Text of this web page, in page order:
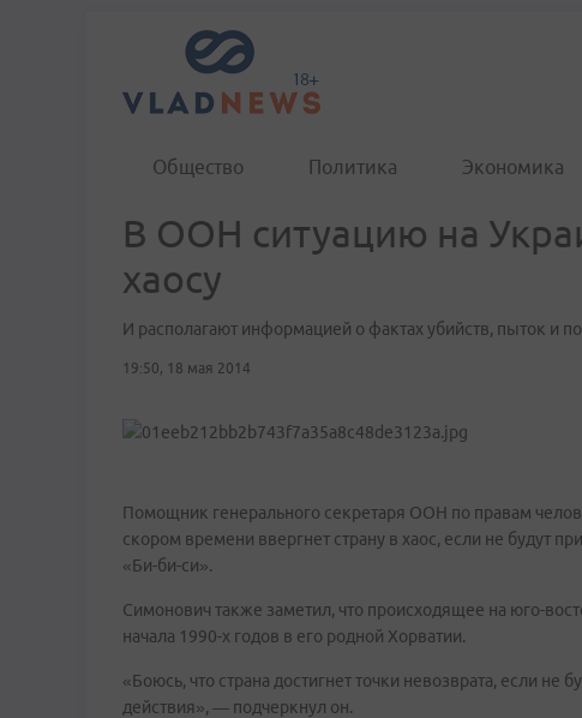
Общество Политика Экономика
В ООН ситуацию на
хаосу
И располагают информацией о фактах убийств, пыток и
19:50, 18 мая 2014
Помощник генерального секретаря ООН по правам
скором времени ввергнет страну в хаос, если не будут
«Би-би-си».
Симонович также заметил, что происходящее на юго-
начала 1990-х годов в его родной Хорватии.
«Боюсь, что страна достигнет точки невозврата, если не
действия», — подчеркнул он.